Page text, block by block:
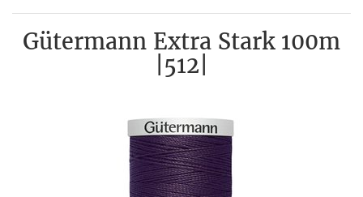
Gütermann Extra Stark 100m
|512|